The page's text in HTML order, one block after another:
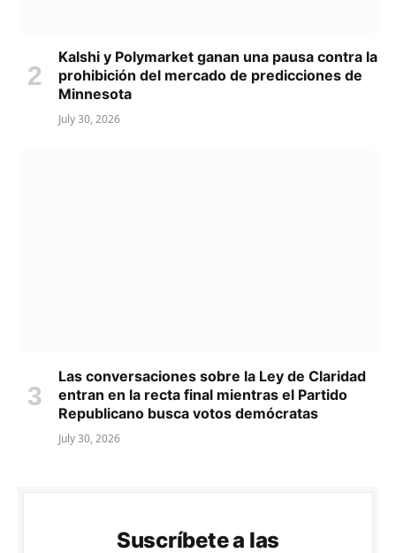
Kalshi y Polymarket ganan una pausa contra la
prohibición del mercado de predicciones de
Minnesota
July 30, 2026
Las conversaciones sobre la Ley de Claridad
entran en la recta final mientras el Partido
Republicano busca votos demócratas
July 30, 2026
Suscríbete a las